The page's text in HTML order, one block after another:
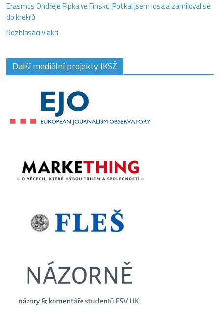
Erasmus Ondřeje Pipka ve Finsku: Potkal jsem losa a zamiloval se
do krekrů
Rozhlasáci v akci
Další mediální projekty IKSŽ